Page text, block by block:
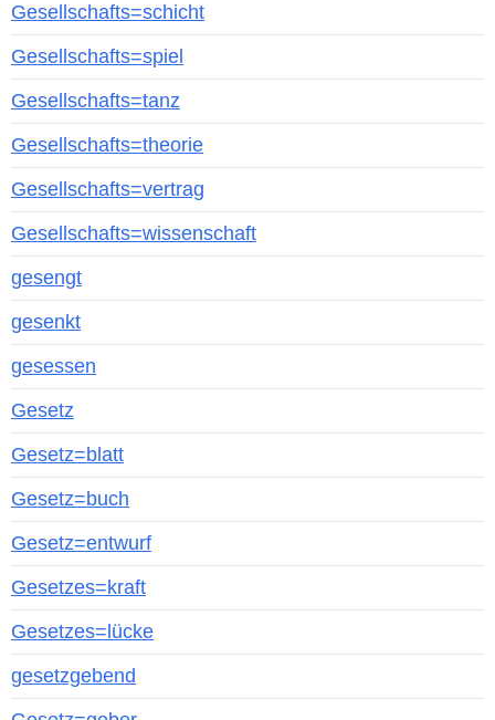
Gesellschafts=schicht
Gesellschafts=spiel
Gesellschafts=tanz
Gesellschafts=theorie
Gesellschafts=vertrag
Gesellschafts=wissenschaft
gesengt
gesenkt
gesessen
Gesetz
Gesetz=blatt
Gesetz=buch
Gesetz=entwurf
Gesetzes=kraft
Gesetzes=lücke
gesetzgebend